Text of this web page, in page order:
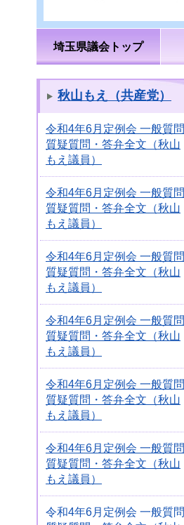
埼玉県議会トップ
秋山もえ（共産党）
令和4年6月定例会 一般質問
質疑質問・答弁全文（秋山
もえ議員）
令和4年6月定例会 一般質問
質疑質問・答弁全文（秋山
もえ議員）
令和4年6月定例会 一般質問
質疑質問・答弁全文（秋山
もえ議員）
令和4年6月定例会 一般質問
質疑質問・答弁全文（秋山
もえ議員）
令和4年6月定例会 一般質問
質疑質問・答弁全文（秋山
もえ議員）
令和4年6月定例会 一般質問
質疑質問・答弁全文（秋山
もえ議員）
令和4年6月定例会 一般質問